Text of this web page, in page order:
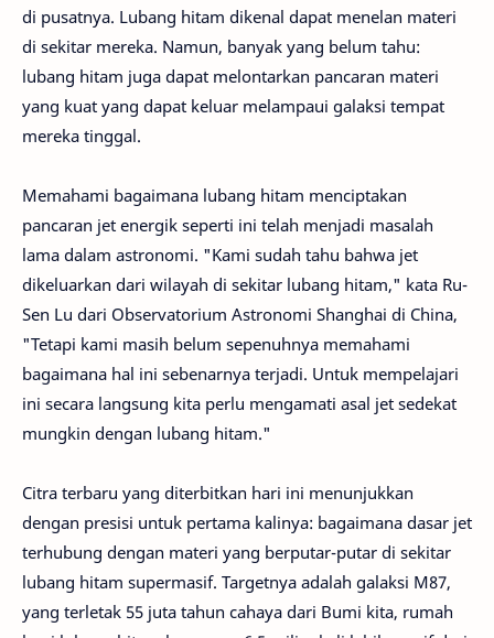
di pusatnya. Lubang hitam dikenal dapat menelan materi
di sekitar mereka. Namun, banyak yang belum tahu:
lubang hitam juga dapat melontarkan pancaran materi
yang kuat yang dapat keluar melampaui galaksi tempat
mereka tinggal.
Memahami bagaimana lubang hitam menciptakan
pancaran jet energik seperti ini telah menjadi masalah
lama dalam astronomi. "Kami sudah tahu bahwa jet
dikeluarkan dari wilayah di sekitar lubang hitam," kata Ru-
Sen Lu dari Observatorium Astronomi Shanghai di China,
"Tetapi kami masih belum sepenuhnya memahami
bagaimana hal ini sebenarnya terjadi. Untuk mempelajari
ini secara langsung kita perlu mengamati asal jet sedekat
mungkin dengan lubang hitam."
Citra terbaru yang diterbitkan hari ini menunjukkan
dengan presisi untuk pertama kalinya: bagaimana dasar jet
terhubung dengan materi yang berputar-putar di sekitar
lubang hitam supermasif. Targetnya adalah galaksi M87,
yang terletak 55 juta tahun cahaya dari Bumi kita, rumah